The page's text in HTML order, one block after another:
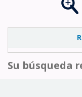
Su búsqueda